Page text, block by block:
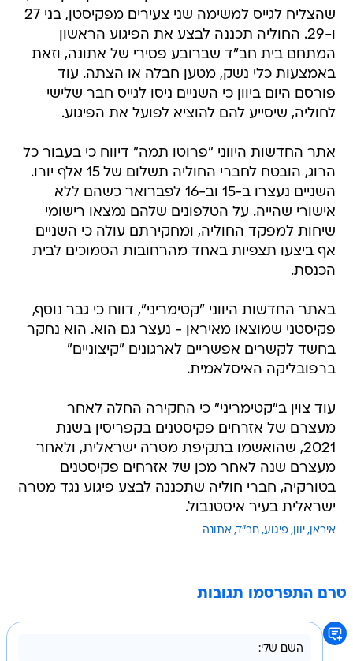
שהצליח לגייס למשימה שני צעירים מפקיסטן, בני 27
ו-29. החוליה תכננה לבצע את הפיגוע הראשון
המתחם בית חב"ד שברובע פסירי של אתונה, וזאת
באמצעות כלי נשק, מטען חבלה או הצתה. עוד
פורסם היום ביוון כי השניים ניסו לגייס חבר שלישי
לחוליה, שיסייע להם להוציא לפועל את הפיגוע.
אתר החדשות היווני "פרוטו תמה" דיווח כי בעבור כל
הרוג, הובטח לחברי החוליה תשלום של 15 אלף יורו.
השניים נעצרו ב-15 וב-16 לפברואר כשהם ללא
אישורי שהייה. על הטלפונים שלהם נמצאו רישומי
שיחות למפקד החוליה, ומחקירתם עולה כי השניים
אף ביצעו תצפיות באחד מהרחובות הסמוכים לבית
הכנסת.
באתר החדשות היווני "קטימריני", דווח כי גבר נוסף,
פקיסטני שמוצאו מאיראן - נעצר גם הוא. הוא נחקר
בחשד לקשרים אפשריים לארגונים "קיצוניים"
ברפובליקה האיסלאמית.
עוד צוין ב"קטימריני" כי החקירה החלה לאחר
מעצרם של אזרחים פקיסטנים בקפריסין בשנת
2021, שהואשמו בתקיפת מטרה ישראלית, ולאחר
מעצרם שנה לאחר מכן של אזרחים פקיסטנים
בטורקיה, חברי חוליה שתכננה לבצע פיגוע נגד מטרה
ישראלית בעיר איסטנבול.
איראן יוון פיגוע חב"ד אתונה
טרם התפרסמו תגובות